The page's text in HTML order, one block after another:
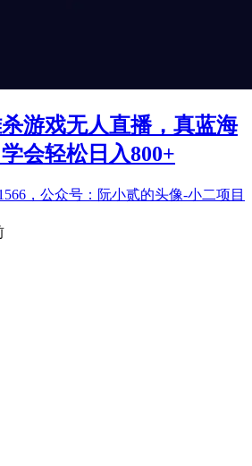
游戏无人直播，真蓝海
会轻松日入800+